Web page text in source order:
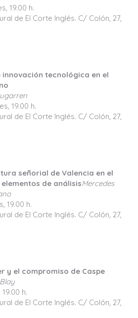
19.00 h.
de El Corte Inglés. C/ Colón, 27,
tecnológica en el
19.00 h.
de El Corte Inglés. C/ Colón, 27,
señorial de Valencia en el
de análisisMercedes
19.00 h.
de El Corte Inglés. C/ Colón, 27,
y el compromiso de Caspe
h.
de El Corte Inglés. C/ Colón, 27,